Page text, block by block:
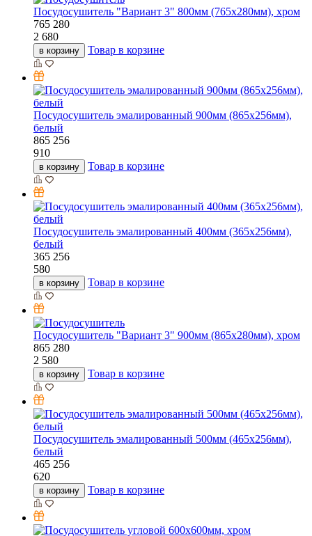
Посудосушитель "Вариант 3" 800мм (765х280мм), хром
765 280
2 680
в корзину Товар в корзине
Посудосушитель эмалированный 900мм (865х256мм),
белый
865 256
910
в корзину Товар в корзине
Посудосушитель эмалированный 400мм (365х256мм),
белый
365 256
580
в корзину Товар в корзине
Посудосушитель "Вариант 3" 900мм (865х280мм), хром
865 280
2 580
в корзину Товар в корзине
Посудосушитель эмалированный 500мм (465х256мм),
белый
465 256
620
в корзину Товар в корзине